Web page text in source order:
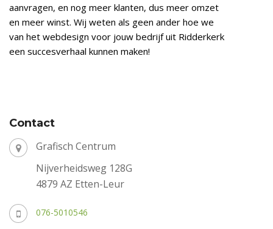
aanvragen, en nog meer klanten, dus meer omzet
en meer winst. Wij weten als geen ander hoe we
van het webdesign voor jouw bedrijf uit Ridderkerk
een succesverhaal kunnen maken!
Contact
Grafisch Centrum
Nijverheidsweg 128G
4879 AZ Etten-Leur
076-5010546